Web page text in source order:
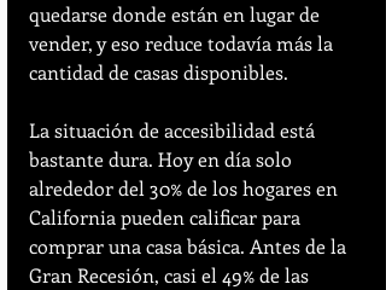
quedarse donde están en lugar de
vender, y eso reduce todavía más la
cantidad de casas disponibles.
La situación de accesibilidad está
bastante dura. Hoy en día solo
alrededor del 30% de los hogares en
California pueden calificar para
comprar una casa básica. Antes de la
Gran Recesión, casi el 49% de las